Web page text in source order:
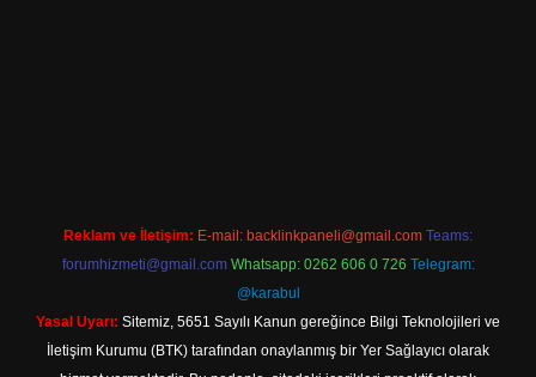
Reklam ve İletişim: E-mail: backlinkpaneli@gmail.com Teams:
forumhizmeti@gmail.com Whatsapp: 0262 606 0 726 Telegram:
@karabul
Yasal Uyarı: Sitemiz, 5651 Sayılı Kanun gereğince Bilgi Teknolojileri ve
İletişim Kurumu (BTK) tarafından onaylanmış bir Yer Sağlayıcı olarak